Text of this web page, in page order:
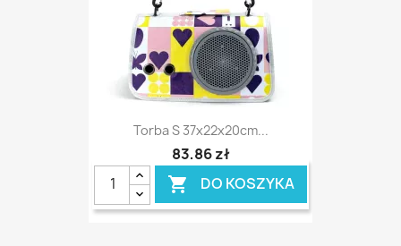
Torba S 37x22x20cm...
83,86 zł
 DO KOSZYKA